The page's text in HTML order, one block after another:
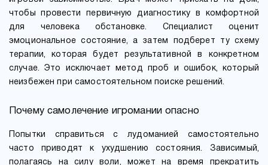
чтобы провести первичную диагностику в комфортной
для человека обстановке. Специалист оценит
эмоциональное состояние, а затем подберет ту схему
терапии, которая будет результативной в конкретном
случае. Это исключает метод проб и ошибок, который
неизбежен при самостоятельном поиске решений.
Почему самолечение игромании опасно
Попытки справиться с лудоманией самостоятельно
часто приводят к ухудшению состояния. Зависимый,
полагаясь на силу воли, может на время прекратить